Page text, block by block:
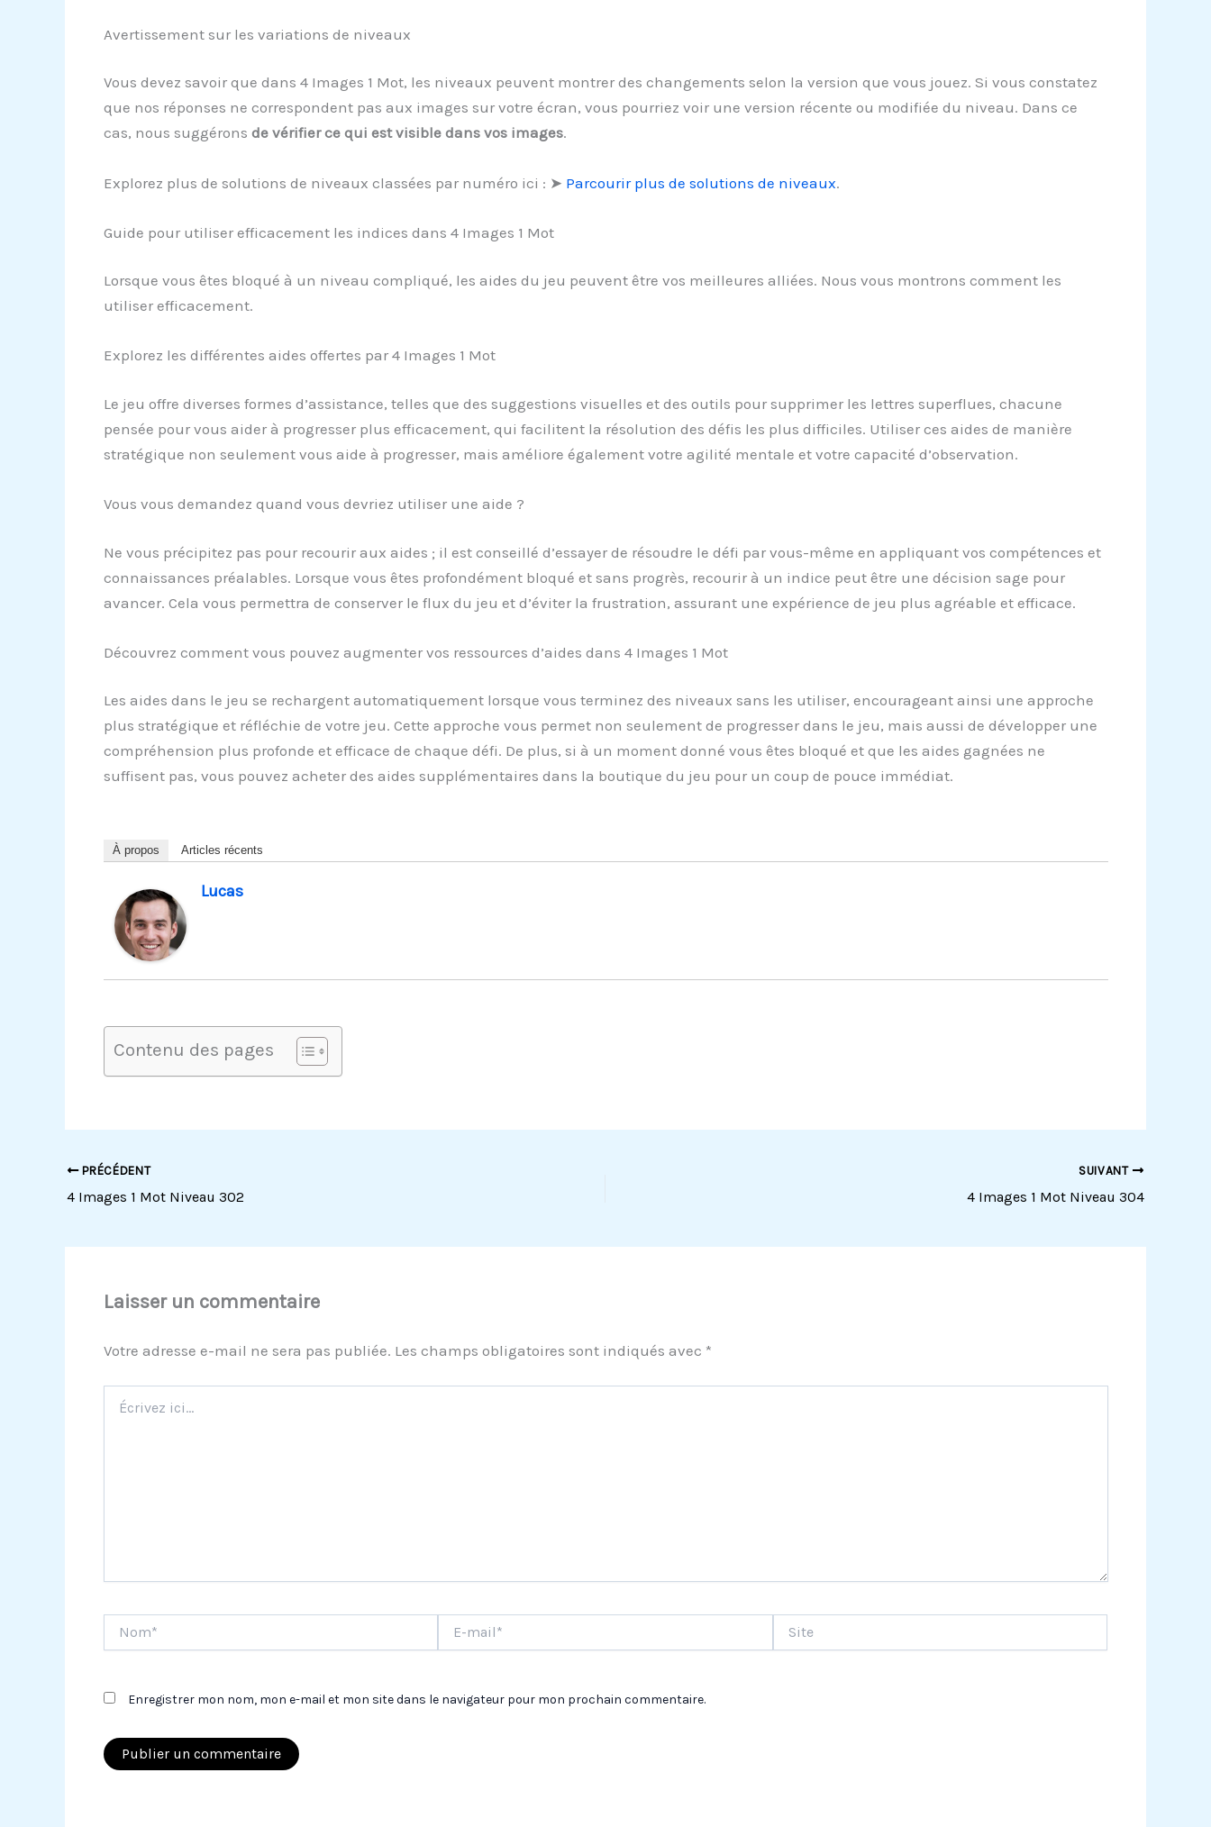
Avertissement sur les variations de niveaux
Vous devez savoir que dans 4 Images 1 Mot, les niveaux peuvent montrer des changements selon la version que vous jouez. Si vous constatez
que nos réponses ne correspondent pas aux images sur votre écran, vous pourriez voir une version récente ou modifiée du niveau. Dans ce
cas, nous suggérons de vérifier ce qui est visible dans vos images.
Explorez plus de solutions de niveaux classées par numéro ici : ➤ Parcourir plus de solutions de niveaux.
Guide pour utiliser efficacement les indices dans 4 Images 1 Mot
Lorsque vous êtes bloqué à un niveau compliqué, les aides du jeu peuvent être vos meilleures alliées. Nous vous montrons comment les
utiliser efficacement.
Explorez les différentes aides offertes par 4 Images 1 Mot
Le jeu offre diverses formes d’assistance, telles que des suggestions visuelles et des outils pour supprimer les lettres superflues, chacune
pensée pour vous aider à progresser plus efficacement, qui facilitent la résolution des défis les plus difficiles. Utiliser ces aides de manière
stratégique non seulement vous aide à progresser, mais améliore également votre agilité mentale et votre capacité d’observation.
Vous vous demandez quand vous devriez utiliser une aide ?
Ne vous précipitez pas pour recourir aux aides ; il est conseillé d’essayer de résoudre le défi par vous-même en appliquant vos compétences et
connaissances préalables. Lorsque vous êtes profondément bloqué et sans progrès, recourir à un indice peut être une décision sage pour
avancer. Cela vous permettra de conserver le flux du jeu et d’éviter la frustration, assurant une expérience de jeu plus agréable et efficace.
Découvrez comment vous pouvez augmenter vos ressources d’aides dans 4 Images 1 Mot
Les aides dans le jeu se rechargent automatiquement lorsque vous terminez des niveaux sans les utiliser, encourageant ainsi une approche
plus stratégique et réfléchie de votre jeu. Cette approche vous permet non seulement de progresser dans le jeu, mais aussi de développer une
compréhension plus profonde et efficace de chaque défi. De plus, si à un moment donné vous êtes bloqué et que les aides gagnées ne
suffisent pas, vous pouvez acheter des aides supplémentaires dans la boutique du jeu pour un coup de pouce immédiat.
À propos Articles récents
Lucas
Contenu des pages
PRÉCÉDENT
4 Images 1 Mot Niveau 302
SUIVANT
4 Images 1 Mot Niveau 304
Laisser un commentaire
Votre adresse e-mail ne sera pas publiée. Les champs obligatoires sont indiqués avec *
ici…
mail*
Enregistrer mon nom, mon e-mail et mon site dans le navigateur pour mon prochain commentaire.